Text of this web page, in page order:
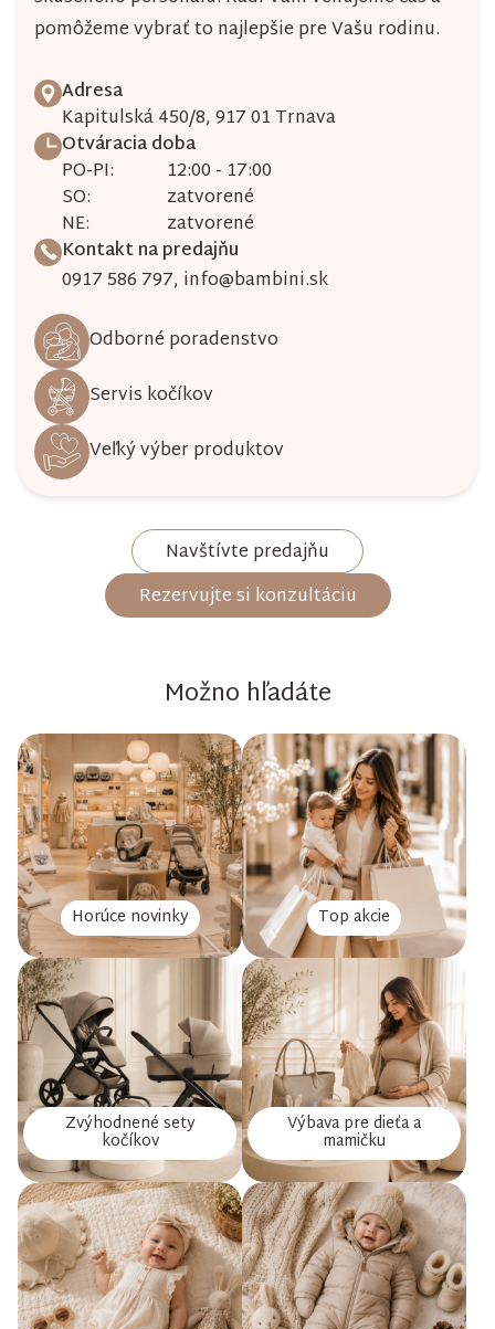
pomôžeme vybrať to najlepšie pre Vašu rodinu.
Adresa
Kapitulská 450/8, 917 01 Trnava
Otváracia doba
PO-PI:
12:00 - 17:00
SO:
zatvorené
NE:
zatvorené
Kontakt na predajňu
0917 586 797, info@bambini.sk
Odborné poradenstvo
Servis kočíkov
Veľký výber produktov
Navštívte predajňu
Rezervujte si konzultáciu
Možno hľadáte
Horúce novinky Top akcie
Zvýhodnené sety
kočíkov
Výbava pre dieťa a
mamičku